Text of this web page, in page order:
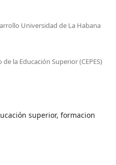
Universidad de La Habana
la Educación Superior (CEPES)
superior, formacion